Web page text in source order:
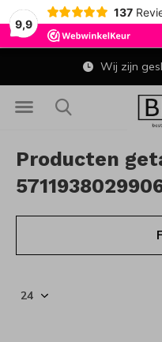
9,9
137
Wij zijn
Producten